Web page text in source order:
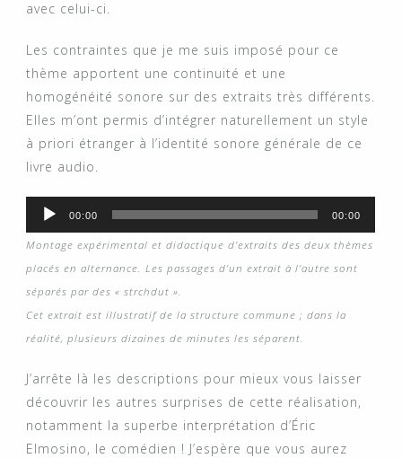
avec celui-ci.
Les contraintes que je me suis imposé pour ce
thème apportent une continuité et une
homogénéité sonore sur des extraits très différents.
Elles m’ont permis d’intégrer naturellement un style
à priori étranger à l’identité sonore générale de ce
livre audio.
Audio
Player
00:00 00:00
Montage expérimental et didactique d’extraits des deux thèmes
placés en alternance. Les passages d’un extrait à l’autre sont
séparés par des « strchdut ».
Cet extrait est illustratif de la structure commune ; dans la
réalité, plusieurs dizaines de minutes les séparent.
J’arrête là les descriptions pour mieux vous laisser
découvrir les autres surprises de cette réalisation,
notamment la superbe interprétation d’Éric
Elmosino, le comédien ! J’espère que vous aurez